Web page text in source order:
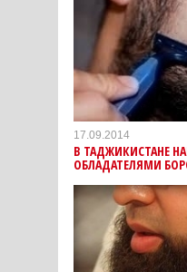
17.09.2014
В ТАДЖИКИСТАНЕ
ОБЛАДАТЕЛЯМИ